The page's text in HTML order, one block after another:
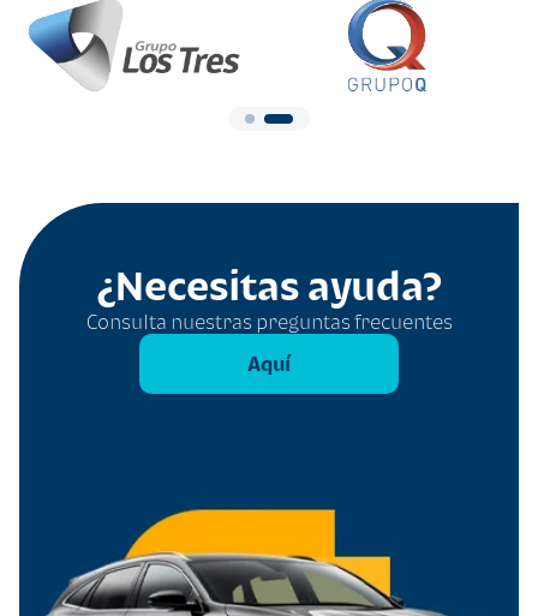
¿Necesitas ayuda?
Consulta nuestras preguntas frecuentes
Aquí